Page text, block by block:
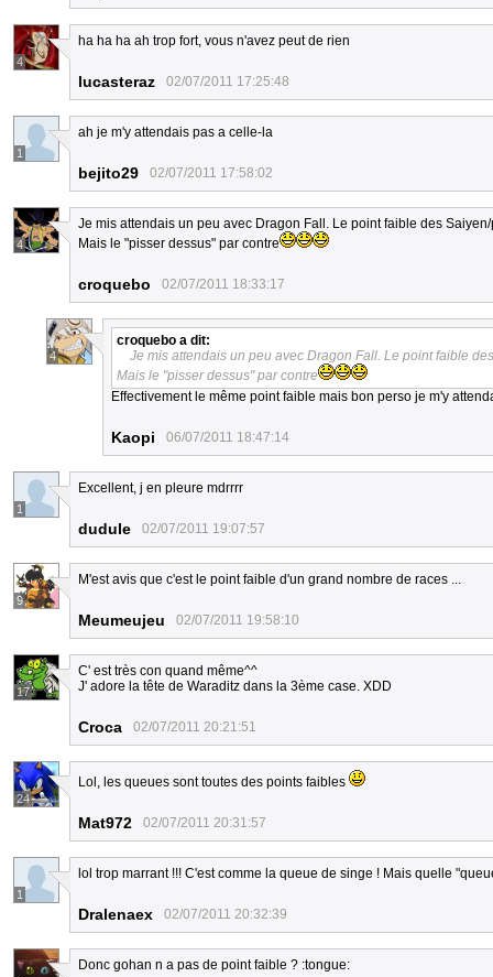
4
ha ha ha ah trop fort, vous n'avez peut de rien
lucasteraz 02/07/2011 17:25:48
1
ah je m'y attendais pas a celle-la
bejito29 02/07/2011 17:58:02
4
Je mis attendais un peu avec Dragon Fall. Le point faible des
Mais le "pisser dessus" par contre
croquebo 02/07/2011 18:33:17
4
croquebo a dit:
Je mis attendais un peu avec Dragon Fall. Le point faible
Mais le "pisser dessus" par contre
Effectivement le même point faible mais bon perso je m'y
Kaopi 06/07/2011 18:47:14
1
Excellent, j en pleure mdrrrr
dudule 02/07/2011 19:07:57
9
M'est avis que c'est le point faible d'un grand nombre de races ...
Meumeujeu 02/07/2011 19:58:10
17
C' est très con quand même^^
J' adore la tête de Waraditz dans la 3ème case. XDD
Croca 02/07/2011 20:21:51
24
Lol, les queues sont toutes des points faibles
Mat972 02/07/2011 20:31:57
1
lol trop marrant !!! C'est comme la queue de singe ! Mais quelle
Dralenaex 02/07/2011 20:32:39
Donc gohan n a pas de point faible ? :tongue: